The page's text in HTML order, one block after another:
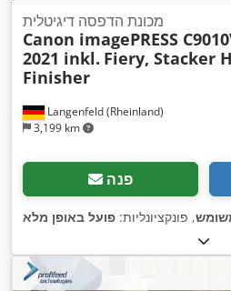
Langenfeld (Rheinland)
3,199 km
מכונת הדפסה דיגיטלית
Canon imagePRESS
2021 inkl. Fiery, Stacker
Finisher
פנה
, פונקציונליות: פועל באופן מלא